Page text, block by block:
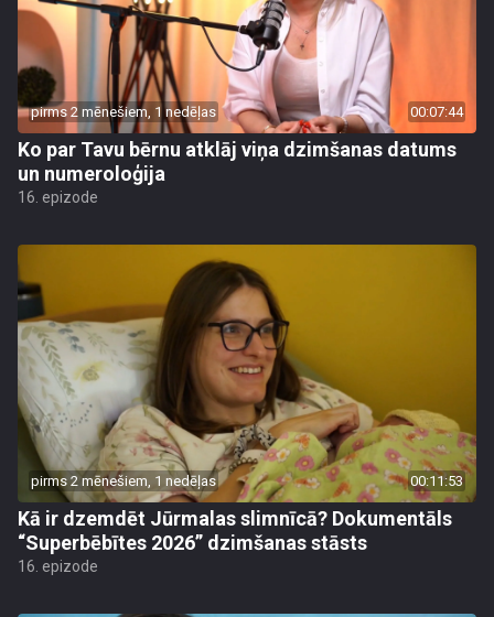
pirms 2 mēnešiem, 1 nedēļas 00:07:44
Ko par Tavu bērnu atklāj viņa dzimšanas datums
un numeroloģija
16. epizode
pirms 2 mēnešiem, 1 nedēļas 00:11:53
Kā ir dzemdēt Jūrmalas slimnīcā? Dokumentāls
“Superbēbītes 2026” dzimšanas stāsts
16. epizode